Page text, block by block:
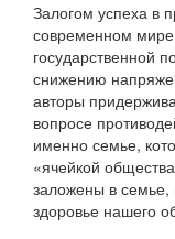
Залогом успеха в
современном мире
государственной
снижению
авторы
вопросе
именно семье,
«ячейкой
заложены в семье,
здоровье нашего